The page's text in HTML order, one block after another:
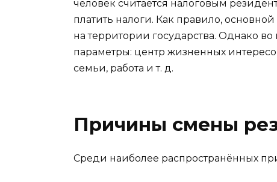
человек считается налоговым
платить налоги. Как правило,
на территории государства. Однако
параметры: центр жизненных
семьи, работа и т. д.
Причины смены
Среди наиболее распространённых